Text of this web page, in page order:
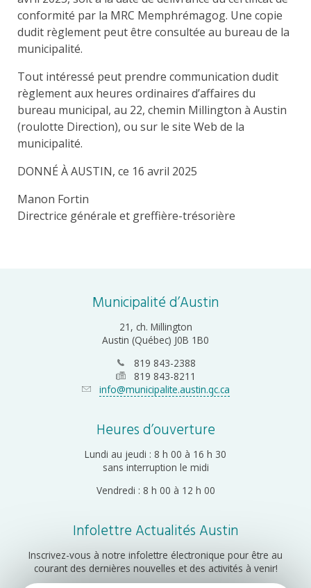
conformité par la MRC Memphrémagog. Une copie
dudit règlement peut être consultée au bureau de la
municipalité.
Tout intéressé peut prendre communication dudit
règlement aux heures ordinaires d’affaires du
bureau municipal, au 22, chemin Millington à Austin
(roulotte Direction), ou sur le site Web de la
municipalité.
DONNÉ À AUSTIN, ce 16 avril 2025
Manon Fortin
Directrice générale et greffière-trésorière
Municipalité d’Austin
21, ch. Millington
Austin (Québec) J0B 1B0
819 843-2388
819 843-8211
info@municipalite.austin.qc.ca
Heures d’ouverture
Lundi au jeudi : 8 h 00 à 16 h 30
sans interruption le midi
Vendredi : 8 h 00 à 12 h 00
Infolettre Actualités Austin
Inscrivez-vous à notre infolettre électronique pour être au
courant des dernières nouvelles et des activités à venir!